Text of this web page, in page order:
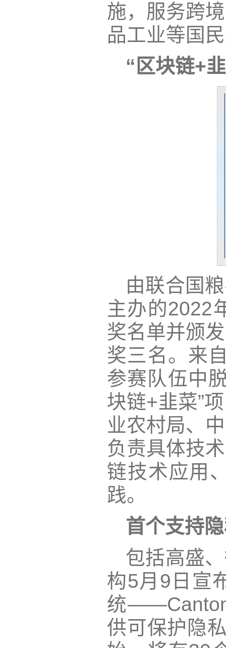
施，服务跨
品工业等国
“区块链+
由联合国
主办的2022
奖名单并颁
奖三名。来
参赛队伍中
块链+韭菜”
业农村局、
负责具体技
链技术应用
践。
首个支持
包括高盛
构5月9日宣
统
供可保护隐